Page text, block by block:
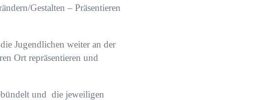
Gestalten – Präsentieren
Jugendlichen weiter an der
Ort repräsentieren und
und die jeweiligen